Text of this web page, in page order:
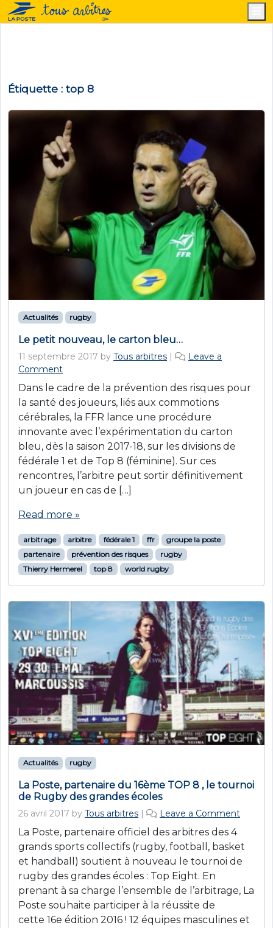
Étiquette : top 8
Actualités rugby
Le petit nouveau, le carton bleu…
11 septembre 2017 by Tous arbitres |
Leave a
Comment
Dans le cadre de la prévention des risques pour
la santé des joueurs, liés aux commotions
cérébrales, la FFR lance une procédure
innovante avec l’expérimentation du carton
bleu, dès la saison 2017-18, sur les divisions de
fédérale 1 et de Top 8 (féminine). Sur ces
rencontres, l’arbitre peut sortir définitivement
un joueur en cas de […]
Read more »
arbitrage arbitre fédérale 1 ffr
groupe la poste
partenaire
prévention des risques
rugby
Thierry Hermerel
top 8 world rugby
Actualités rugby
La Poste, partenaire du 16ème TOP 8 , le tournoi
de Rugby des grandes écoles
26 avril 2017 by Tous arbitres Leave a Comment
La Poste, partenaire officiel des arbitres des 4
grands sports collectifs (rugby, football, basket
et handball) soutient à nouveau le tournoi de
rugby des grandes écoles : Top Eight. En
prenant à sa charge l’ensemble de l’arbitrage, La
Poste souhaite participer à la réussite de
cette 16e édition 2016 ! 12 équipes masculines et